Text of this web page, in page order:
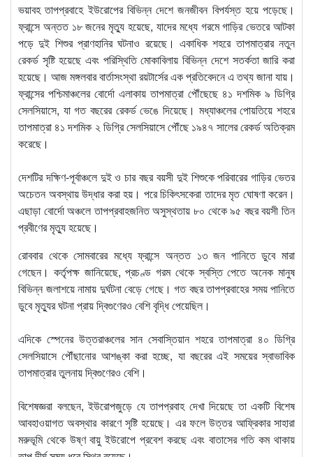
ভয়াবহ তাপপ্রবাহে ইউরোপের বিভিন্ন দেশে জনজীবন বিপর্যস্ত হয়ে পড়েছে।
ফ্রান্সে অন্তত ১৮ জনের মৃত্যু হয়েছে, যাদের মধ্যে গরমে গাড়ির ভেতরে আটকা
পড়ে দুই শিশুর প্রাণহানির ঘটনাও রয়েছে। একাধিক শহরে তাপমাত্রার নতুন
রেকর্ড সৃষ্টি হয়েছে এবং পরিস্থিতি মোকাবিলায় বিভিন্ন দেশে সতর্কতা জারি করা
হয়েছে। আজ মঙ্গলবার বার্তাসংস্থা রয়টার্সের এক প্রতিবেদনে এ তথ্য জানা যায়।
ফ্রান্সের পশ্চিমাঞ্চলের বোর্দো এলাকায় তাপমাত্রা পৌঁছেছে ৪১ দশমিক ৯ ডিগ্রি
সেলসিয়াসে, যা গত বছরের রেকর্ড ভেঙে দিয়েছে। মধ্যাঞ্চলের পোয়তিয়ে শহরে
তাপমাত্রা ৪১ দশমিক ২ ডিগ্রি সেলসিয়াসে পৌঁছে ১৯৪৭ সালের রেকর্ড অতিক্রম
করেছে।
দেশটির দক্ষিণ-পূর্বাঞ্চলে দুই ও চার বছর বয়সী দুই শিশুকে পরিবারের গাড়ির ভেতর
অচেতন অবস্থায় উদ্ধার করা হয়। পরে চিকিৎসকেরা তাদের মৃত ঘোষণা করেন।
এছাড়া বোর্দো অঞ্চলে তাপপ্রবাহজনিত অসুস্থতায় ৮০ থেকে ৯৫ বছর বয়সী তিন
প্রবীণের মৃত্যু হয়েছে।
রোববার থেকে সোমবারের মধ্যে ফ্রান্সে অন্তত ১৩ জন পানিতে ডুবে মারা
গেছেন। কর্তৃপক্ষ জানিয়েছে, প্রচণ্ড গরম থেকে স্বস্তি পেতে অনেক মানুষ
বিভিন্ন জলাশয়ে নামায় দুর্ঘটনা বেড়ে গেছে। গত বছর তাপপ্রবাহের সময় পানিতে
ডুবে মৃত্যুর ঘটনা প্রায় দ্বিগুণেরও বেশি বৃদ্ধি পেয়েছিল।
এদিকে স্পেনের উত্তরাঞ্চলের সান সেবাস্তিয়ান শহরে তাপমাত্রা ৪০ ডিগ্রি
সেলসিয়াসে পৌঁছানোর আশঙ্কা করা হচ্ছে, যা বছরের এই সময়ের স্বাভাবিক
তাপমাত্রার তুলনায় দ্বিগুণেরও বেশি।
বিশেষজ্ঞরা বলছেন, ইউরোপজুড়ে যে তাপপ্রবাহ দেখা দিয়েছে তা একটি বিশেষ
আবহাওয়াগত অবস্থার কারণে সৃষ্টি হয়েছে। এর ফলে উত্তর আফ্রিকার সাহারা
মরুভূমি থেকে উষ্ণ বায়ু ইউরোপে প্রবেশ করছে এবং বাতাসের গতি কম থাকায়